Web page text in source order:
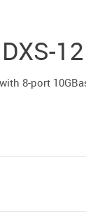
DXS-
8-port